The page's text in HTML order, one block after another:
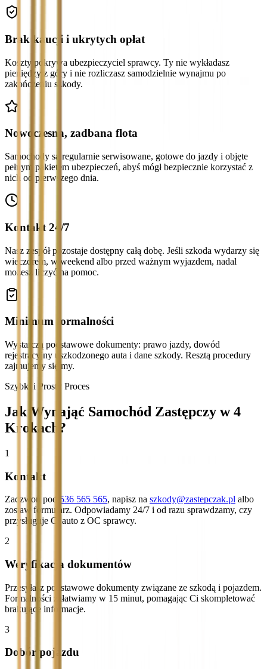
Brak kaucji i ukrytych opłat
Koszty pokrywa ubezpieczyciel sprawcy. Ty nie wykładasz
pieniędzy z góry i nie rozliczasz samodzielnie wynajmu po
zakończeniu szkody.
Nowoczesna, zadbana flota
Samochody są regularnie serwisowane, gotowe do jazdy i objęte
pełnym pakietem ubezpieczeń, abyś mógł bezpiecznie korzystać z
nich od pierwszego dnia.
Kontakt 24/7
Nasz zespół pozostaje dostępny całą dobę. Jeśli szkoda wydarzy się
wieczorem, w weekend albo przed ważnym wyjazdem, nadal
możesz liczyć na pomoc.
Minimum formalności
Wystarczą podstawowe dokumenty: prawo jazdy, dowód
rejestracyjny uszkodzonego auta i dane szkody. Resztą procedury
zajmujemy się my.
Szybki i Prosty Proces
Jak Wynająć Samochód Zastępczy w 4
Krokach?
1
Kontakt
Zadzwoń pod 536 565 565, napisz na szkody@zastepczak.pl albo
zostaw formularz. Odpowiadamy 24/7 i od razu sprawdzamy, czy
przysługuje Ci auto z OC sprawcy.
2
Weryfikacja dokumentów
Przesyłasz podstawowe dokumenty związane ze szkodą i pojazdem.
Formalności załatwiamy w 15 minut, pomagając Ci skompletować
brakujące informacje.
3
Dobór pojazdu